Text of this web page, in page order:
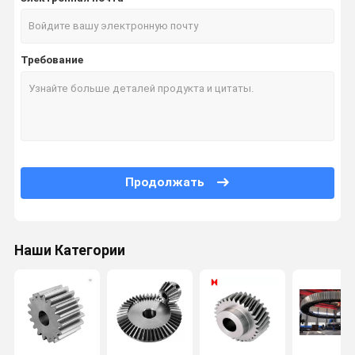
Требование
Продолжать
Наши Категории